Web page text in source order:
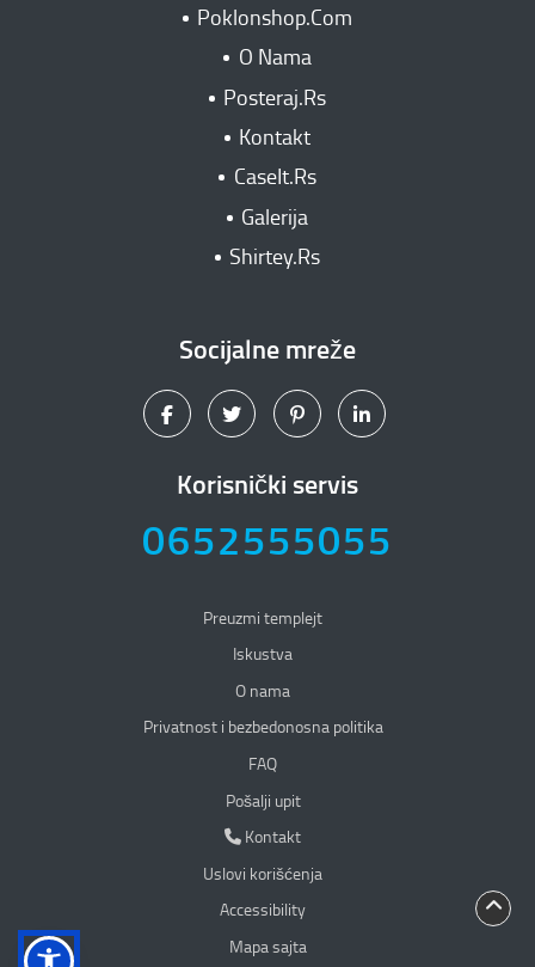
Poklonshop.Com
O Nama
Posteraj.Rs
Kontakt
CaseIt.Rs
Galerija
Shirtey.Rs
Socijalne mreže
Korisnički servis
0652555055
Preuzmi templejt
Iskustva
O nama
Privatnost i bezbedonosna politika
Privatnost i bezbedonosna politika
FAQ
Pošalji upit
Kontakt
Kontakt
Uslovi korišćenja
Accessibility
Mapa sajta